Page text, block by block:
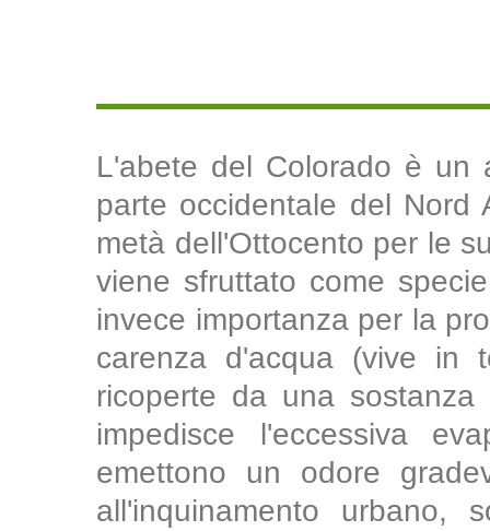
L'abete del Colorado è un
parte occidentale del Nord
metà dell'Ottocento per le
viene sfruttato come
invece importanza per la
carenza d'acqua (vive in
ricoperte da una
impedisce l'eccessiva
emettono un odore
all'inquinamento urbano,